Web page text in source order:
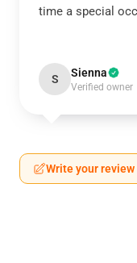
time a special
S Sienna
Verified owner
Write your review